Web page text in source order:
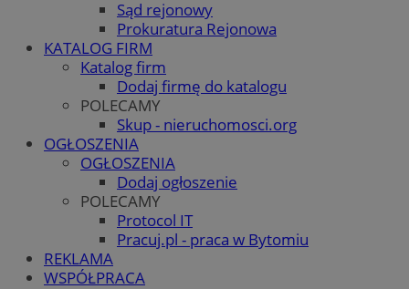
Sąd rejonowy
Prokuratura Rejonowa
KATALOG FIRM
Katalog firm
Dodaj firmę do katalogu
POLECAMY
Skup - nieruchomosci.org
OGŁOSZENIA
OGŁOSZENIA
Dodaj ogłoszenie
POLECAMY
Protocol IT
Pracuj.pl - praca w Bytomiu
REKLAMA
WSPÓŁPRACA